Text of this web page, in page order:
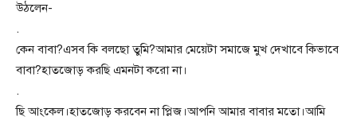
উঠলেন-
.
কেন বাবা?এসব কি বলছো তুমি?আমার মেয়েটা সমাজে মুখ দেখাবে কিভাবে
বাবা?হাতজোড় করছি এমনটা করো না।
.
ছি আংকেল।হাতজোড় করবেন না প্লিজ।আপনি আমার বাবার মতো।আমি